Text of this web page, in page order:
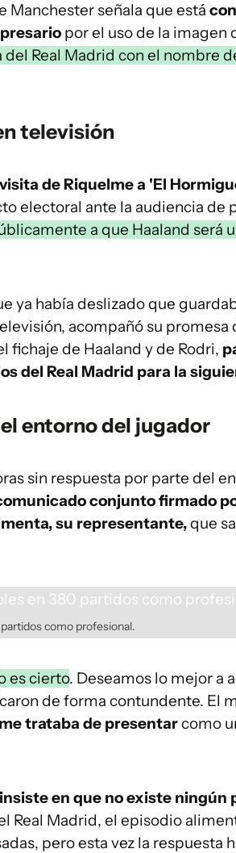
Manchester señala que está
por el uso de la imagen
Real Madrid con el nombre
televisión
visita de Riquelme a 'El
electoral ante la audiencia de
a que Haaland será
ya había deslizado que
acompañó su promesa
fichaje de Haaland y de Rodri,
del Real Madrid para la
entorno del jugador
sin respuesta por parte del
conjunto firmado
su representante,que
como profesional.
es cierto. Deseamos lo mejor a
de forma contundente. El
trataba de presentarcomo
en que no existe ningún
Real Madrid, el episodio
pero esta vez la respuesta